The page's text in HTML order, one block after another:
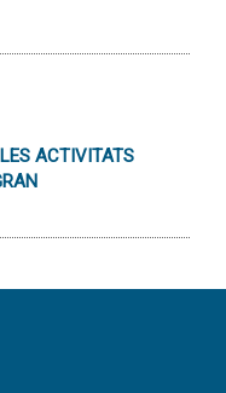
ACTIVITATS